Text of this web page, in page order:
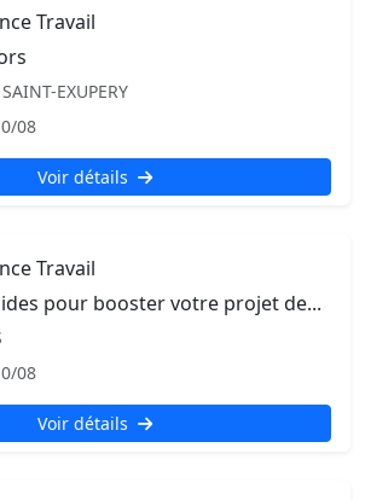
Travail
EXUPERY
08
Voir détails
Travail
pour booster votre projet de...
08
Voir détails